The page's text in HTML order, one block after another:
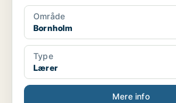
Område
Bornholm
Type
Lærer
Mere info